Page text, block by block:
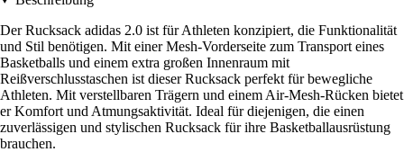
Der Rucksack adidas 2.0 ist für Athleten konzipiert, die Funktionalität
und Stil benötigen. Mit einer Mesh-Vorderseite zum Transport eines
Basketballs und einem extra großen Innenraum mit
Reißverschlusstaschen ist dieser Rucksack perfekt für bewegliche
Athleten. Mit verstellbaren Trägern und einem Air-Mesh-Rücken bietet
er Komfort und Atmungsaktivität. Ideal für diejenigen, die einen
zuverlässigen und stylischen Rucksack für ihre Basketballausrüstung
brauchen.